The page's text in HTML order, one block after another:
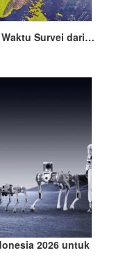
Survei dari…
2026 untuk